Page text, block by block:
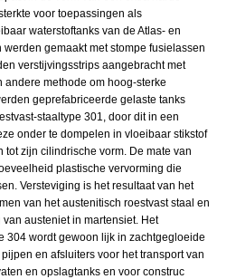
voor toepassingen als
waterstoftanks van de Atlas- en
gemaakt met stompe fusielassen
verstijvingsstrips aangebracht met
methode om hoog-sterke
geprefabriceerde gelaste tanks
staaltype 301, door dit in een
onder te dompelen in vloeibaar stikstof
tot zijn cilindrische vorm. De mate van
plastische vervorming die
Versteviging is het resultaat van het
van het austenitisch roestvast staal en
austeniet in martensiet. Het
304 wordt gewoon lijk in zachtgegloeide
en afsluiters voor het transport van
en opslagtanks en voor construc